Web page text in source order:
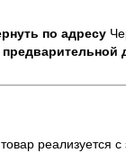
по адресу
предварительной
реализуется с